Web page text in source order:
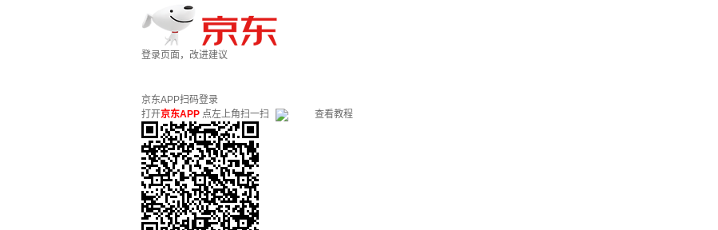
登录页面，改进建议
京东APP扫码登录
打开京东APP 点左上角扫一扫 查看教程